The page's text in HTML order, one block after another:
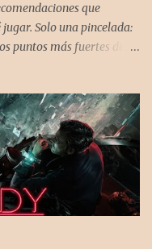
que
Solo una pincelada:
puntos más fuertes de
gustos. Si te gusta este
nuevas entradas con
En la mente de los dos
el arte de las
de disparos (al estilo
En la ejecución, la
diseño de niveles,
y una música